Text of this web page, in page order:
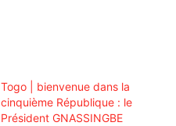
Togo | bienvenue dans la
cinquième République : le
Président GNASSINGBE